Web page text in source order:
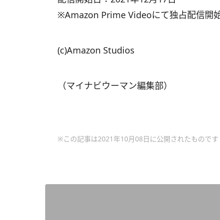
※Amazon Prime Videoにて独占配信開
(c)Amazon Studios
（マイナビウーマン編集部）
※この記事は2021年10月08日に公開されたものです